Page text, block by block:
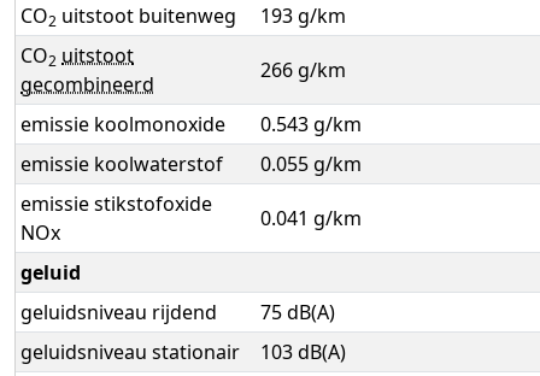
CO2 uitstoot buitenweg
193 g/km
CO2 uitstoot
gecombineerd
266 g/km
emissie koolmonoxide
0.543 g/km
emissie koolwaterstof
0.055 g/km
emissie stikstofoxide
NOx
0.041 g/km
geluid
geluidsniveau rijdend
75 dB(A)
geluidsniveau stationair
103 dB(A)